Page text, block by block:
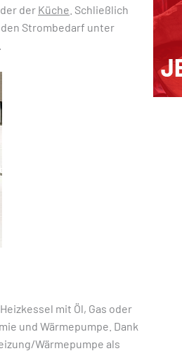
der Küche . Schließlich
Strombedarf unter
mit Öl, Gas oder
und Wärmepumpe. Dank
Wärmepumpe als